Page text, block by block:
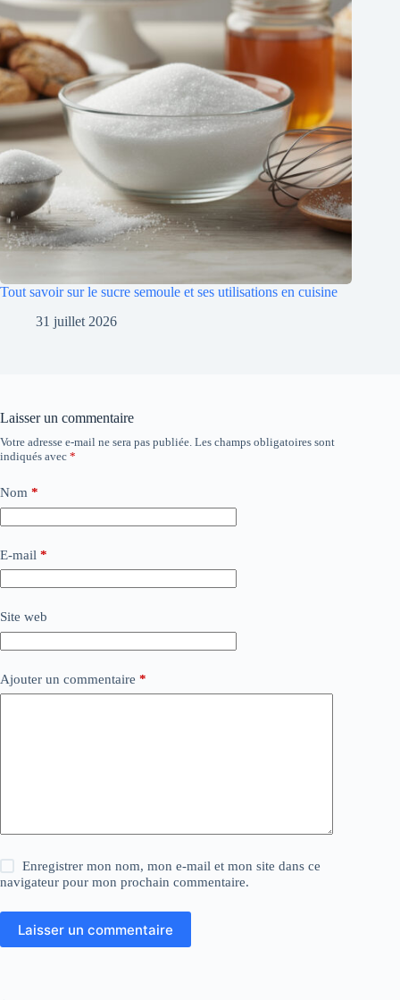
Tout savoir sur le sucre semoule et ses utilisations en cuisine
31 juillet 2026
Laisser un commentaire
Votre adresse e-mail ne sera pas publiée. Les champs obligatoires sont
indiqués avec *
Nom *
E-mail *
Site web
Ajouter un commentaire *
Enregistrer mon nom, mon e-mail et mon site dans ce
navigateur pour mon prochain commentaire.
Laisser un commentaire